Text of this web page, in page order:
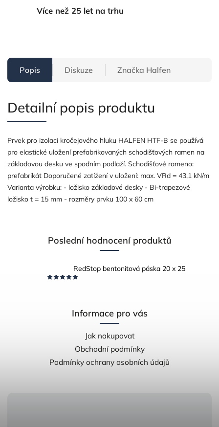
Více než 25 let na trhu
Popis Diskuze Značka Halfen
Detailní popis produktu
Prvek pro izolaci kročejového hluku HALFEN HTF-B se používá
pro elastické uložení prefabrikovaných schodišťových ramen na
základovou desku ve spodním podlaží. Schodišťové rameno:
prefabrikát Doporučené zatížení v uložení: max. VRd = 43,1 kN/m
Varianta výrobku: - ložisko základové desky - Bi-trapezové
ložisko t = 15 mm - rozměry prvku 100 x 60 cm
Poslední hodnocení produktů
RedStop bentonitová páska 20 x 25
Informace pro vás
Jak nakupovat
Obchodní podmínky
Podmínky ochrany osobních údajů